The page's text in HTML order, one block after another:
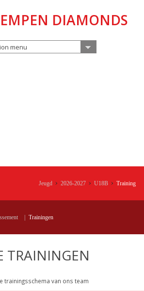
DIAMONDS
menu
Jeugd 2026-2027 U18B Training
Trainingen
TRAININGEN
trainingsschema van ons team